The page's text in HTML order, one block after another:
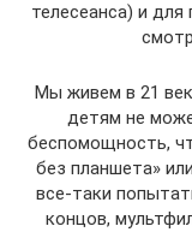
телесеанса) и
Мы живем в 21
детям не
беспомощность,
без планшета»
все-таки
концов,